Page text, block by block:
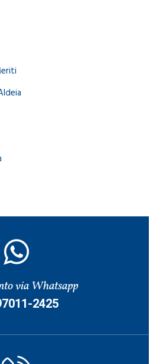
via Whatsapp
2425